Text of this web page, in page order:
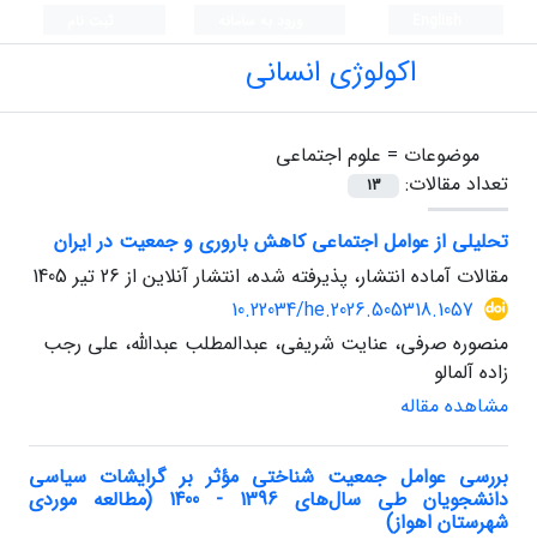
اکولوژی انسانی
موضوعات = علوم اجتماعی
تعداد مقالات:
13
تحلیلی از عوامل اجتماعی کاهش باروری و جمعیت در ایران
مقالات آماده انتشار، پذیرفته شده، انتشار آنلاین از 26 تیر 1405
10.22034/he.2026.505318.1057
منصوره صرفی، عنایت شریفی، عبدالمطلب عبدالله، علی رجب
زاده آلمالو
مشاهده مقاله
بررسی عوامل جمعیت شناختی مؤثر بر گرایشات سیاسی
دانشجویان طی سال‌های 1396 - 1400 (مطالعه موردی
شهرستان اهواز)